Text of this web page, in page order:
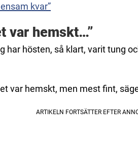
kvar”
var hemskt…”
har hösten, så klart, varit tung
var hemskt, men mest fint,